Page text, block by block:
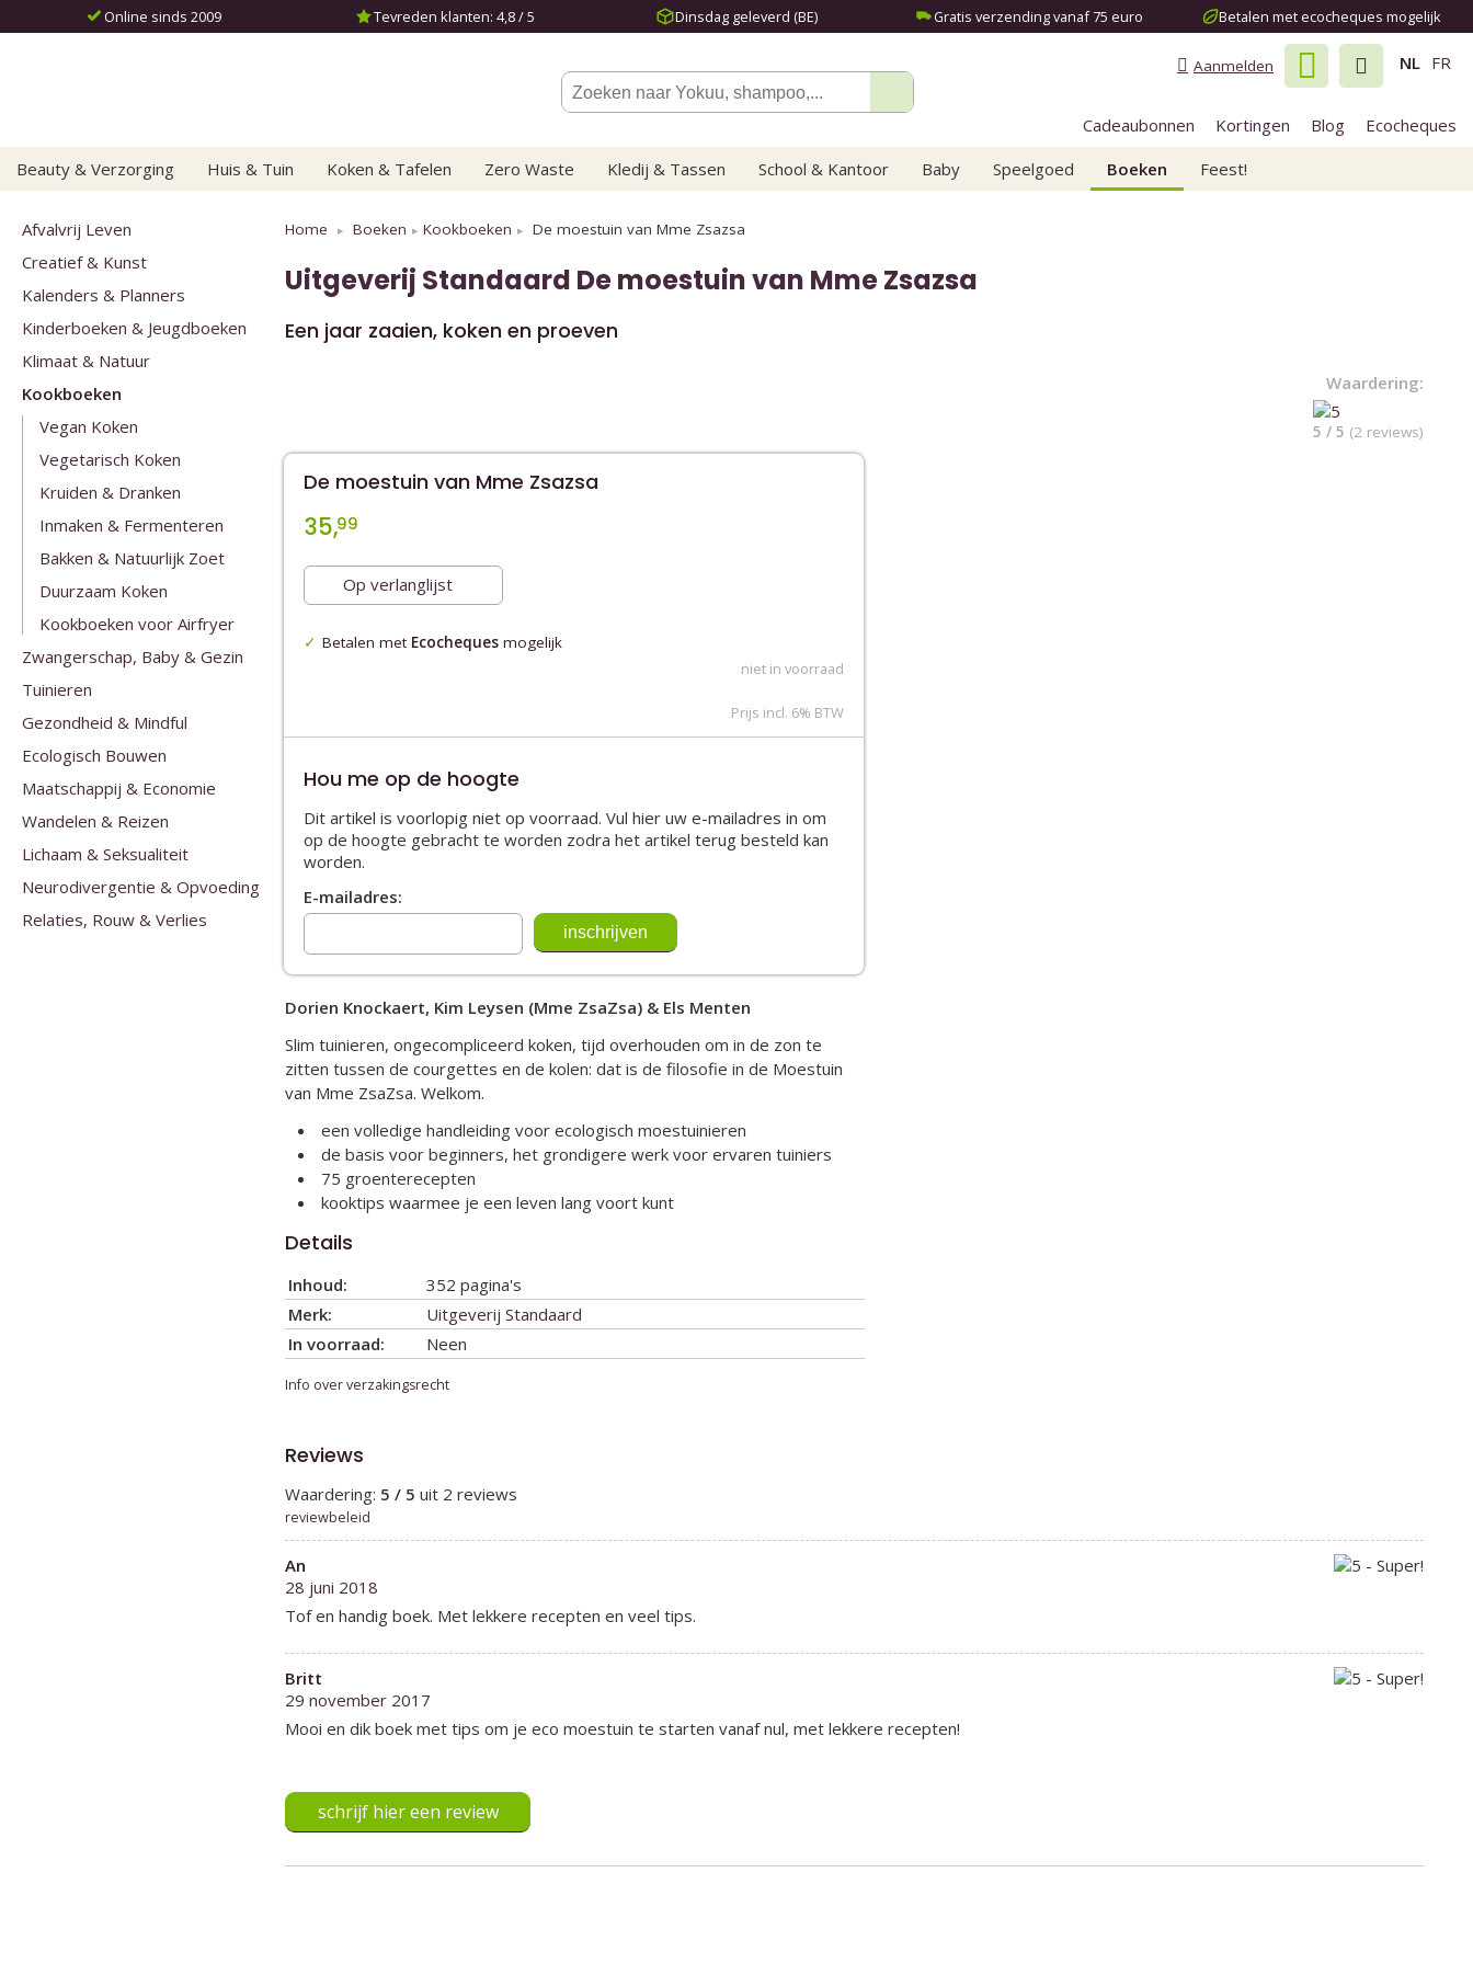
Online sinds 2009 Tevreden klanten: 4,8 / 5 Dinsdag geleverd (BE) Gratis verzending vanaf 75 euro Betalen met ecocheques mogelijk
NL FR
Aanmelden
Cadeaubonnen Kortingen Blog
Ecocheques
Beauty & Verzorging
Huis & Tuin Koken & Tafelen Zero Waste Kledij & Tassen School & Kantoor Baby Speelgoed Boeken Feest!
Home Boeken Kookboeken De moestuin van Mme Zsazsa
Uitgeverij Standaard De moestuin van Mme Zsazsa
Een jaar zaaien, koken en proeven
Waardering:
5 / 5 (2 reviews)
De moestuin van Mme Zsazsa
35,99
Op verlanglijst
Betalen met Ecocheques mogelijk
niet in voorraad
Prijs incl. 6% BTW
Hou me op de hoogte
Dit artikel is voorlopig niet op voorraad. Vul hier uw e-mailadres in om
op de hoogte gebracht te worden zodra het artikel terug besteld kan
worden.
E-mailadres:
Dorien Knockaert, Kim Leysen (Mme ZsaZsa) & Els Menten
Slim tuinieren, ongecompliceerd koken, tijd overhouden om in de zon te
zitten tussen de courgettes en de kolen: dat is de filosofie in de Moestuin
van Mme ZsaZsa. Welkom.
een volledige handleiding voor ecologisch moestuinieren
de basis voor beginners, het grondigere werk voor ervaren tuiniers
75 groenterecepten
kooktips waarmee je een leven lang voort kunt
Details
Inhoud:
352 pagina's
Merk:
Uitgeverij Standaard
In voorraad:
Neen
Info over verzakingsrecht
Reviews
Waardering: 5 / 5 uit 2 reviews
reviewbeleid
An
28 juni 2018
Tof en handig boek. Met lekkere recepten en veel tips.
Britt
29 november 2017
Mooi en dik boek met tips om je eco moestuin te starten vanaf nul, met lekkere recepten!
schrijf hier een review
Afvalvrij Leven
Creatief & Kunst
Kalenders & Planners
Kinderboeken & Jeugdboeken
Klimaat & Natuur
Kookboeken
Vegan Koken
Vegetarisch Koken
Kruiden & Dranken
Inmaken & Fermenteren
Bakken & Natuurlijk Zoet
Duurzaam Koken
Kookboeken voor Airfryer
Zwangerschap, Baby & Gezin
Tuinieren
Gezondheid & Mindful
Ecologisch Bouwen
Maatschappij & Economie
Wandelen & Reizen
Lichaam & Seksualiteit
Neurodivergentie & Opvoeding
Relaties, Rouw & Verlies